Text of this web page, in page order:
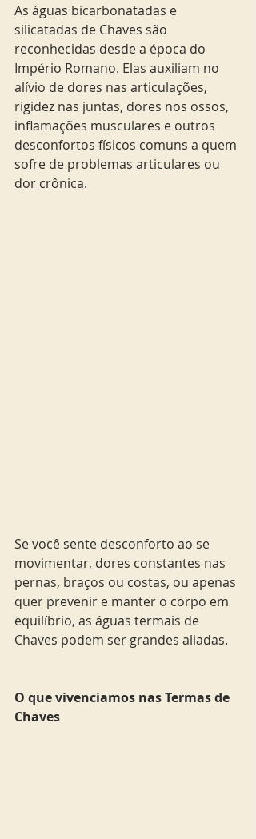
As águas bicarbonatadas e
silicatadas de Chaves são
reconhecidas desde a época do
Império Romano. Elas auxiliam no
alívio de dores nas articulações,
rigidez nas juntas, dores nos ossos,
inflamações musculares e outros
desconfortos físicos comuns a quem
sofre de problemas articulares ou
dor crônica.
Se você sente desconforto ao se
movimentar, dores constantes nas
pernas, braços ou costas, ou apenas
quer prevenir e manter o corpo em
equilíbrio, as águas termais de
Chaves podem ser grandes aliadas.
O que vivenciamos nas Termas de
Chaves